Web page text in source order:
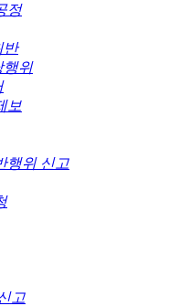
정
반
행위
보
행위 신고
고